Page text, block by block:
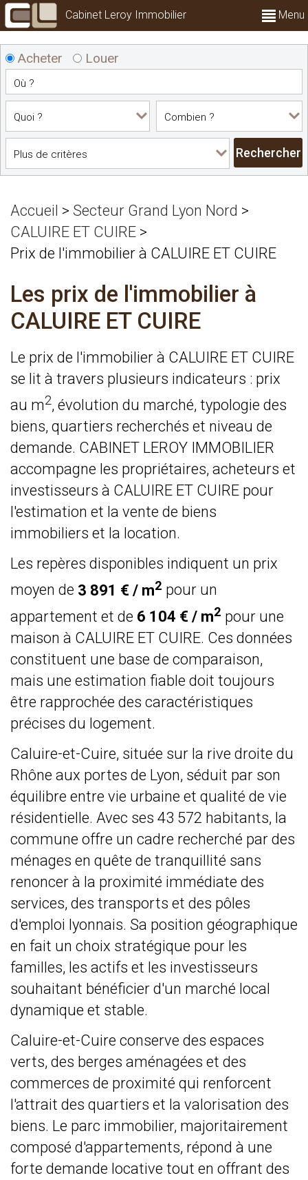
Cabinet Leroy Immobilier Menu
Acheter Louer
Accueil > Secteur Grand Lyon Nord >
CALUIRE ET CUIRE >
Prix de l'immobilier à CALUIRE ET CUIRE
Les prix de l'immobilier à
CALUIRE ET CUIRE
Le prix de l'immobilier à CALUIRE ET CUIRE
se lit à travers plusieurs indicateurs : prix
au m2, évolution du marché, typologie des
biens, quartiers recherchés et niveau de
demande. CABINET LEROY IMMOBILIER
accompagne les propriétaires, acheteurs et
investisseurs à CALUIRE ET CUIRE pour
l'estimation et la vente de biens
immobiliers et la location.
Les repères disponibles indiquent un prix
moyen de 3 891 € / m2 pour un
appartement et de 6 104 € / m2 pour une
maison à CALUIRE ET CUIRE. Ces données
constituent une base de comparaison,
mais une estimation fiable doit toujours
être rapprochée des caractéristiques
précises du logement.
Caluire-et-Cuire, située sur la rive droite du
Rhône aux portes de Lyon, séduit par son
équilibre entre vie urbaine et qualité de vie
résidentielle. Avec ses 43 572 habitants, la
commune offre un cadre recherché par des
ménages en quête de tranquillité sans
renoncer à la proximité immédiate des
services, des transports et des pôles
d'emploi lyonnais. Sa position géographique
en fait un choix stratégique pour les
familles, les actifs et les investisseurs
souhaitant bénéficier d'un marché local
dynamique et stable.
Caluire-et-Cuire conserve des espaces
verts, des berges aménagées et des
commerces de proximité qui renforcent
l'attrait des quartiers et la valorisation des
biens. Le parc immobilier, majoritairement
composé d'appartements, répond à une
forte demande locative tout en offrant des